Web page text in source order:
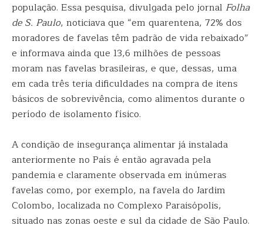
população. Essa pesquisa, divulgada pelo jornal Folha
de S. Paulo, noticiava que “em quarentena, 72% dos
moradores de favelas têm padrão de vida rebaixado”
e informava ainda que 13,6 milhões de pessoas
moram nas favelas brasileiras, e que, dessas, uma
em cada três teria dificuldades na compra de itens
básicos de sobrevivência, como alimentos durante o
período de isolamento físico.
A condição de insegurança alimentar já instalada
anteriormente no País é então agravada pela
pandemia e claramente observada em inúmeras
favelas como, por exemplo, na favela do Jardim
Colombo, localizada no Complexo Paraisópolis,
situado nas zonas oeste e sul da cidade de São Paulo.